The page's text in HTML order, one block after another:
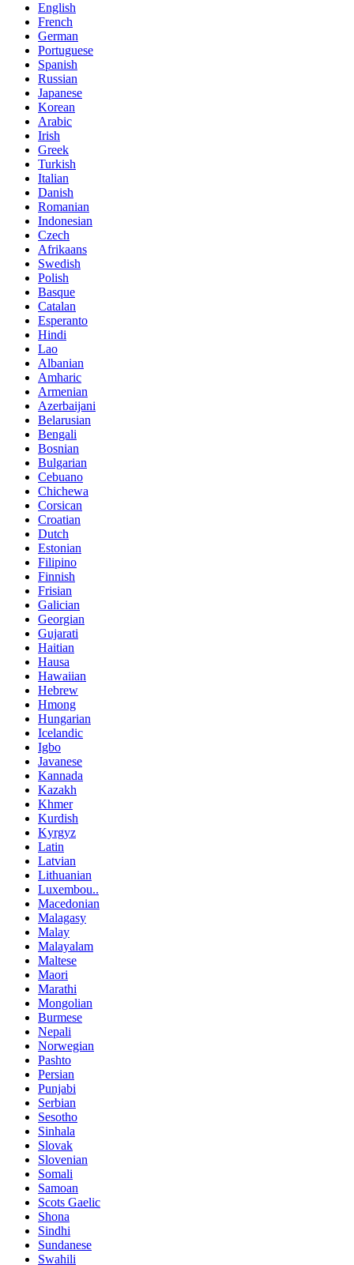
English
French
German
Portuguese
Spanish
Russian
Japanese
Korean
Arabic
Irish
Greek
Turkish
Italian
Danish
Romanian
Indonesian
Czech
Afrikaans
Swedish
Polish
Basque
Catalan
Esperanto
Hindi
Lao
Albanian
Amharic
Armenian
Azerbaijani
Belarusian
Bengali
Bosnian
Bulgarian
Cebuano
Chichewa
Corsican
Croatian
Dutch
Estonian
Filipino
Finnish
Frisian
Galician
Georgian
Gujarati
Haitian
Hausa
Hawaiian
Hebrew
Hmong
Hungarian
Icelandic
Igbo
Javanese
Kannada
Kazakh
Khmer
Kurdish
Kyrgyz
Latin
Latvian
Lithuanian
Luxembou..
Macedonian
Malagasy
Malay
Malayalam
Maltese
Maori
Marathi
Mongolian
Burmese
Nepali
Norwegian
Pashto
Persian
Punjabi
Serbian
Sesotho
Sinhala
Slovak
Slovenian
Somali
Samoan
Scots Gaelic
Shona
Sindhi
Sundanese
Swahili